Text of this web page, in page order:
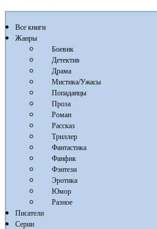
Все книги
Жанры
Боевик
Детектив
Драма
Мистика/Ужасы
Попаданцы
Проза
Роман
Рассказ
Триллер
Фантастика
Фанфик
Фэнтези
Эротика
Юмор
Разное
Писатели
Серии